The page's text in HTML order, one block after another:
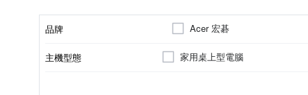
品牌 Acer 宏碁
主機型態 家用桌上型電腦